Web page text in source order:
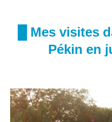
█ Mes visites
Pékin en